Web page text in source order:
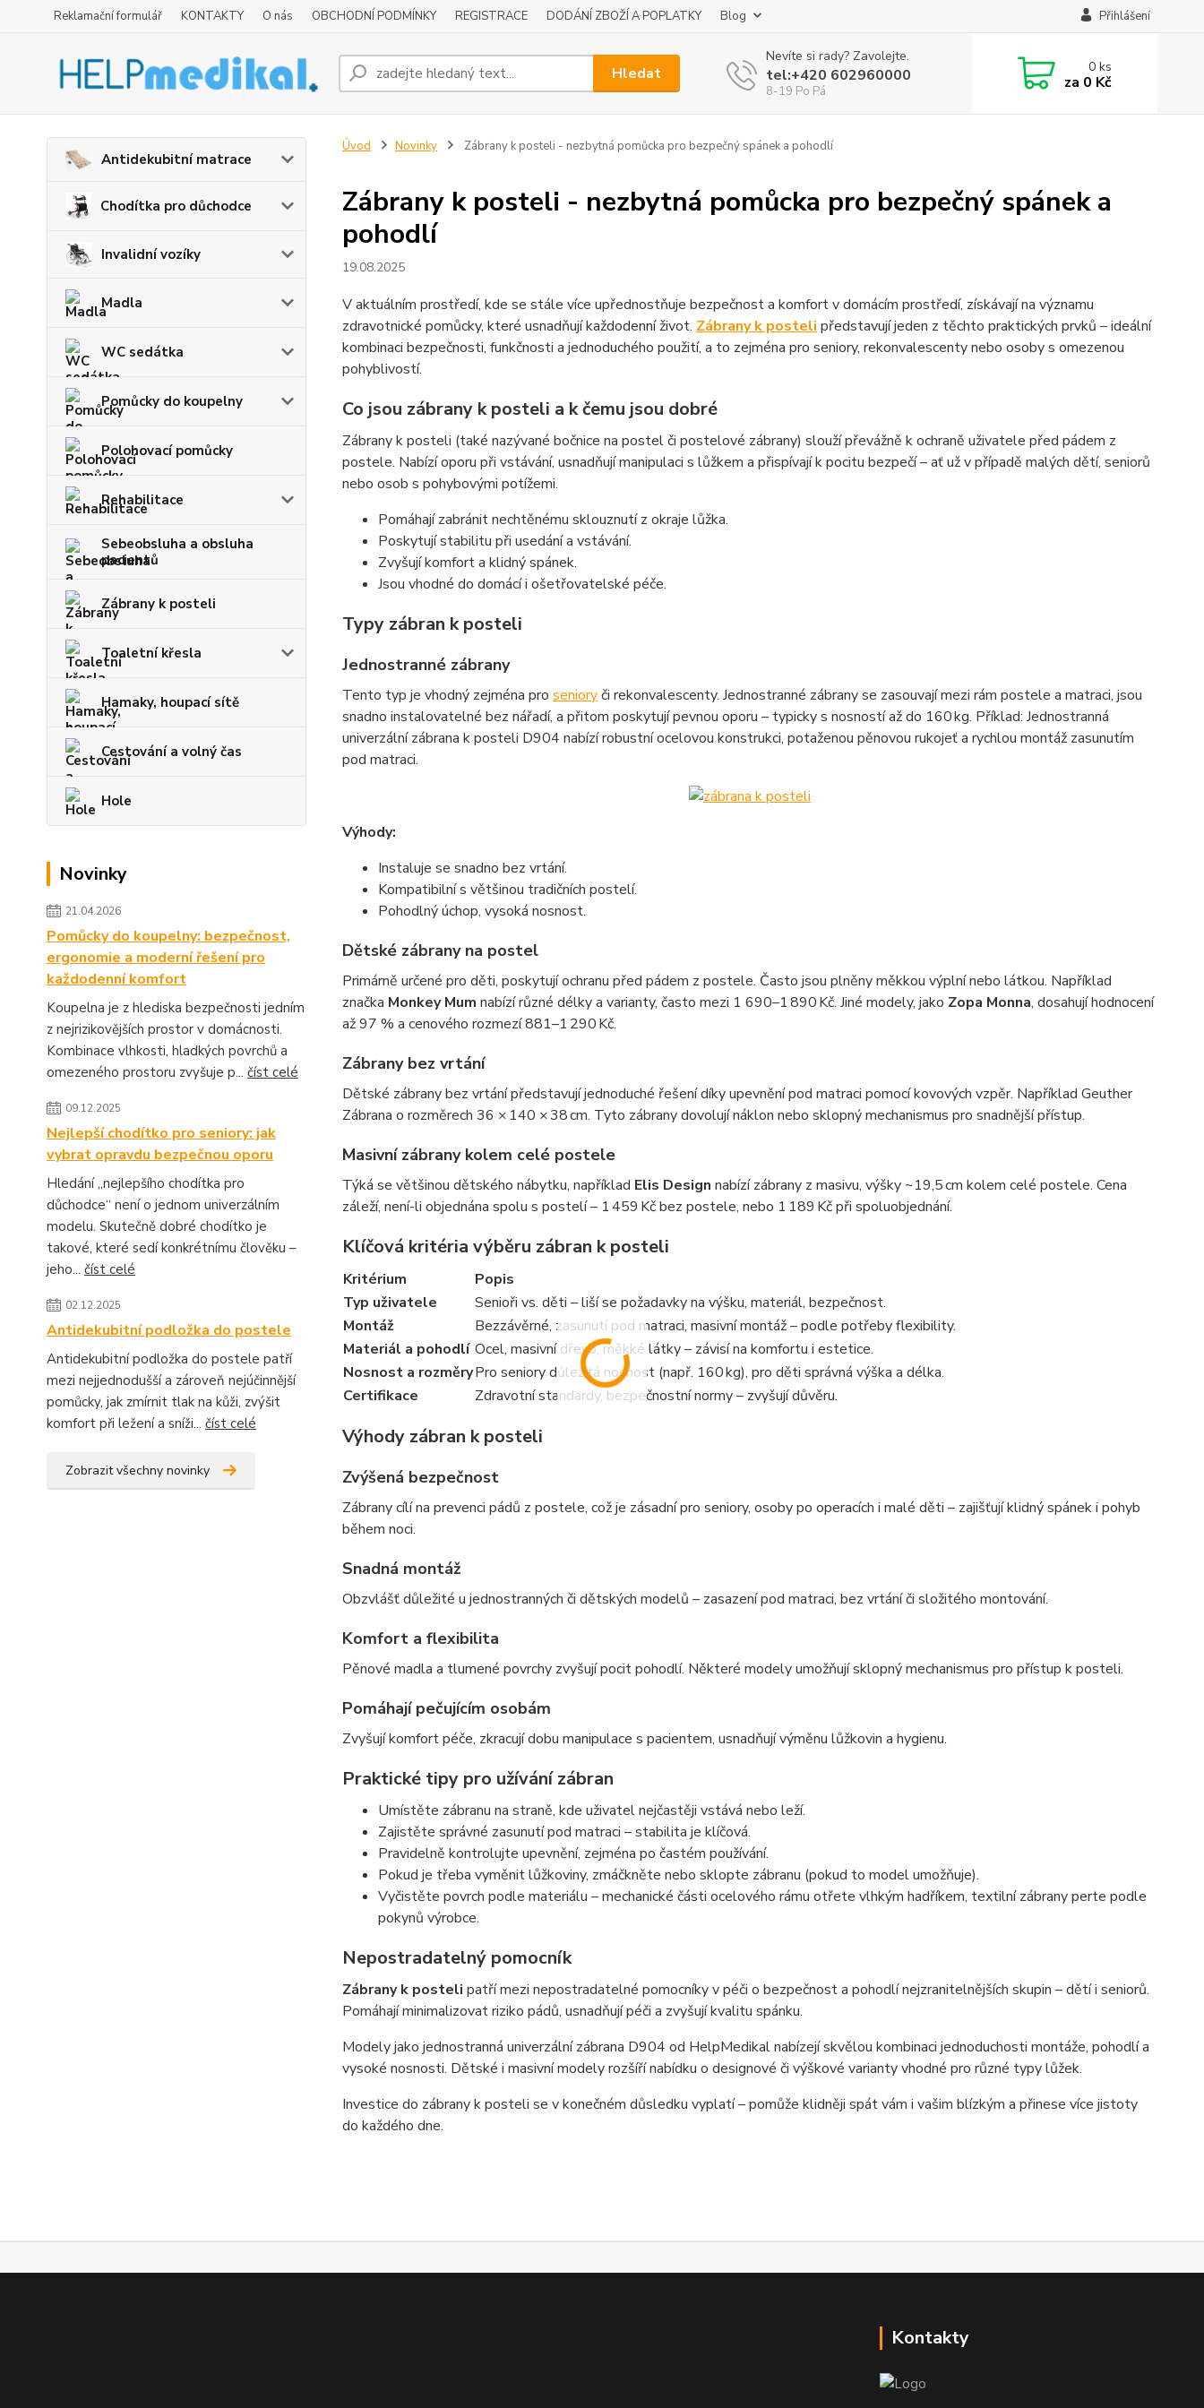
Reklamační formulář KONTAKTY O nás OBCHODNÍ PODMÍNKY REGISTRACE DODÁNÍ ZBOŽÍ A POPLATKY Blog Přihlášení
Hledat
Nevíte si rady? Zavolejte.
tel:+420 602960000
8-19 Po Pá
0ks
za 0 Kč
Antidekubitní matrace
Chodítka pro důchodce
Invalidní vozíky
Madla
WC sedátka
Pomůcky do koupelny
Polohovací pomůcky
Rehabilitace
Sebeobsluha a obsluha
pacientů
Zábrany k posteli
Toaletní křesla
Hamaky, houpací sítě
Cestování a volný čas
Hole
Novinky
21.04.2026
Pomůcky do koupelny: bezpečnost,
ergonomie a moderní řešení pro
každodenní komfort
Koupelna je z hlediska bezpečnosti jedním
z nejrizikovějších prostor v domácnosti.
Kombinace vlhkosti, hladkých povrchů a
omezeného prostoru zvyšuje p... číst celé
09.12.2025
Nejlepší chodítko pro seniory: jak
vybrat opravdu bezpečnou oporu
Hledání „nejlepšího chodítka pro
důchodce“ není o jednom univerzálním
modelu. Skutečně dobré chodítko je
takové, které sedí konkrétnímu člověku –
jeho... číst celé
02.12.2025
Antidekubitní podložka do postele
Antidekubitní podložka do postele patří
mezi nejjednodušší a zároveň nejúčinnější
pomůcky, jak zmírnit tlak na kůži, zvýšit
komfort při ležení a sníži... číst celé
Zobrazit všechny novinky
Úvod Novinky Zábrany k posteli - nezbytná pomůcka pro bezpečný spánek a pohodlí
Zábrany k posteli - nezbytná pomůcka pro bezpečný spánek a
pohodlí
19.08.2025
V aktuálním prostředí, kde se stále více upřednostňuje bezpečnost a komfort v domácím prostředí, získávají na významu
zdravotnické pomůcky, které usnadňují každodenní život. Zábrany k posteli představují jeden z těchto praktických prvků – ideální
kombinaci bezpečnosti, funkčnosti a jednoduchého použití, a to zejména pro seniory, rekonvalescenty nebo osoby s omezenou
pohyblivostí.
Co jsou zábrany k posteli a k čemu jsou dobré
Zábrany k posteli (také nazývané bočnice na postel či postelové zábrany) slouží převážně k ochraně uživatele před pádem z
postele. Nabízí oporu při vstávání, usnadňují manipulaci s lůžkem a přispívají k pocitu bezpečí – ať už v případě malých dětí, seniorů
nebo osob s pohybovými potížemi.
Pomáhají zabránit nechtěnému sklouznutí z okraje lůžka.
Poskytují stabilitu při usedání a vstávání.
Zvyšují komfort a klidný spánek.
Jsou vhodné do domácí i ošetřovatelské péče.
Typy zábran k posteli
Jednostranné zábrany
Tento typ je vhodný zejména pro senioryči rekonvalescenty. Jednostranné zábrany se zasouvají mezi rám postele a matraci, jsou
snadno instalovatelné bez nářadí, a přitom poskytují pevnou oporu – typicky s nosností až do 160 kg. Příklad: Jednostranná
univerzální zábrana k posteli D904 nabízí robustní ocelovou konstrukci, potaženou pěnovou rukojeť a rychlou montáž zasunutím
pod matraci.
Výhody:
Instaluje se snadno bez vrtání.
Kompatibilní s většinou tradičních postelí.
Pohodlný úchop, vysoká nosnost.
Dětské zábrany na postel
Primárně určené pro děti, poskytují ochranu před pádem z postele. Často jsou plněny měkkou výplní nebo látkou. Například
značka Monkey Mum nabízí různé délky a varianty, často mezi 1 690⁠–⁠1 890 Kč. Jiné modely, jako Zopa Monna, dosahují hodnocení
až 97 % a cenového rozmezí 881⁠–⁠1 290 Kč.
Zábrany bez vrtání
Dětské zábrany bez vrtání představují jednoduché řešení díky upevnění pod matraci pomocí kovových vzpěr. Například Geuther
Zábrana o rozměrech 36 × 140 × 38 cm. Tyto zábrany dovolují náklon nebo sklopný mechanismus pro snadnější přístup.
Masivní zábrany kolem celé postele
Týká se většinou dětského nábytku, například Elis Design nabízí zábrany z masivu, výšky ~19,5 cm kolem celé postele. Cena
záleží, není-li objednána spolu s postelí – 1 459 Kč bez postele, nebo 1 189 Kč při spoluobjednání.
Klíčová kritéria výběru zábran k posteli
Kritérium
Popis
Typ uživatele
Senioři vs. děti – liší se požadavky na výšku, materiál, bezpečnost.
Montáž
Bezzávěrné, zasunutí pod matraci, masivní montáž – podle potřeby flexibility.
Materiál a pohodlí Ocel, masivní dřevo, měkké látky – závisí na komfortu i estetice.
Nosnost a rozměryPro seniory důležitá nosnost (např. 160 kg), pro děti správná výška a délka.
Certifikace
Zdravotní standardy, bezpečnostní normy – zvyšují důvěru.
Výhody zábran k posteli
Zvýšená bezpečnost
Zábrany cílí na prevenci pádů z postele, což je zásadní pro seniory, osoby po operacích i malé děti – zajišťují klidný spánek i pohyb
během noci.
Snadná montáž
Obzvlášť důležité u jednostranných či dětských modelů – zasazení pod matraci, bez vrtání či složitého montování.
Komfort a flexibilita
Pěnové madla a tlumené povrchy zvyšují pocit pohodlí. Některé modely umožňují sklopný mechanismus pro přístup k posteli.
Pomáhají pečujícím osobám
Zvyšují komfort péče, zkracují dobu manipulace s pacientem, usnadňují výměnu lůžkovin a hygienu.
Praktické tipy pro užívání zábran
Umístěte zábranu na straně, kde uživatel nejčastěji vstává nebo leží.
Zajistěte správné zasunutí pod matraci – stabilita je klíčová.
Pravidelně kontrolujte upevnění, zejména po častém používání.
Pokud je třeba vyměnit lůžkoviny, zmáčkněte nebo sklopte zábranu (pokud to model umožňuje).
Vyčistěte povrch podle materiálu – mechanické části ocelového rámu otřete vlhkým hadříkem, textilní zábrany perte podle
pokynů výrobce.
Nepostradatelný pomocník
Zábrany k posteli patří mezi nepostradatelné pomocníky v péči o bezpečnost a pohodlí nejzranitelnějších skupin – dětí i seniorů.
Pomáhají minimalizovat riziko pádů, usnadňují péči a zvyšují kvalitu spánku.
Modely jako jednostranná univerzální zábrana D904 od HelpMedikal nabízejí skvělou kombinaci jednoduchosti montáže, pohodlí a
vysoké nosnosti. Dětské i masivní modely rozšíří nabídku o designové či výškové varianty vhodné pro různé typy lůžek.
Investice do zábrany k posteli se v konečném důsledku vyplatí – pomůže klidněji spát vám i vašim blízkým a přinese více jistoty
do každého dne.
Kontakty